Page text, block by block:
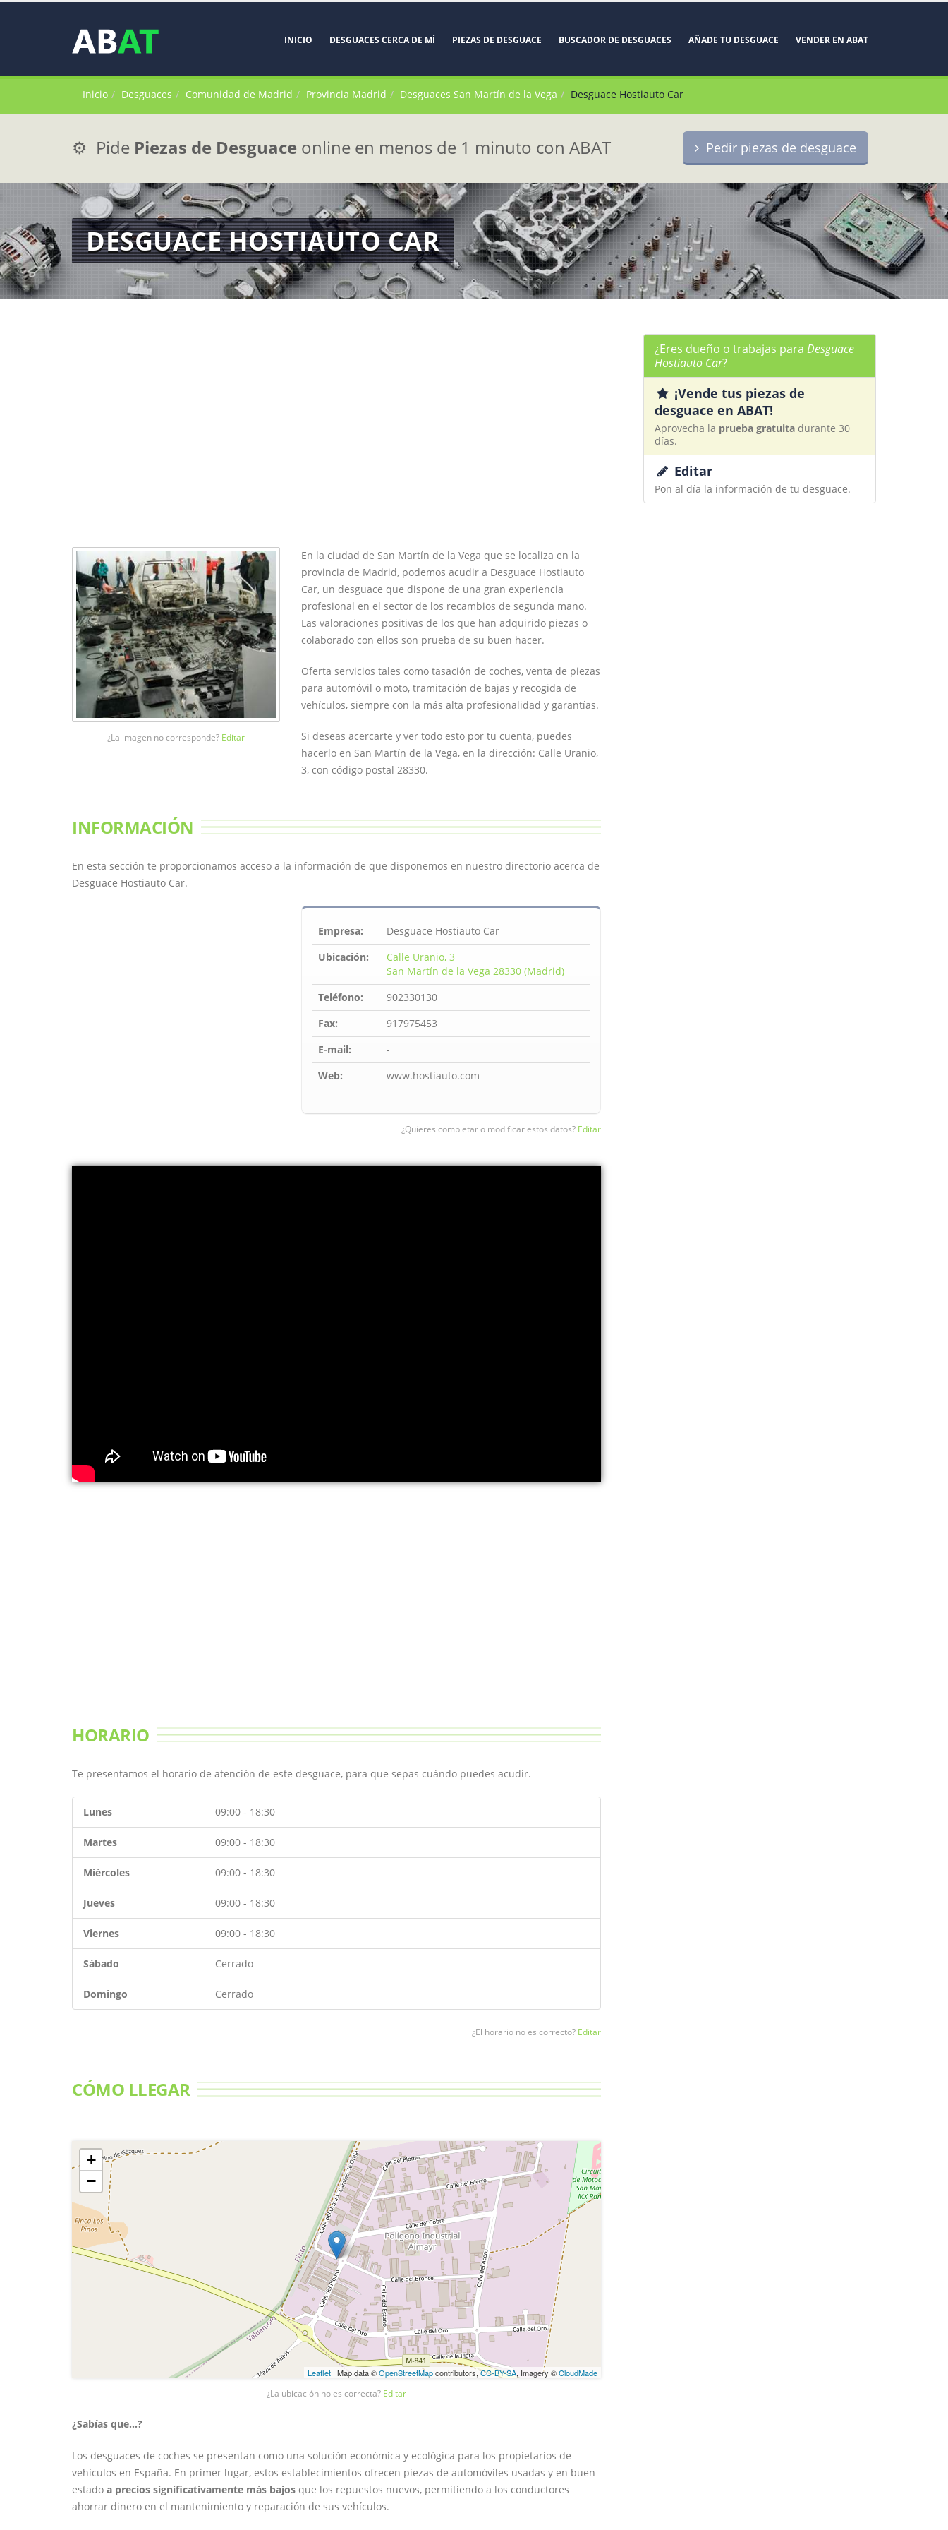
INICIO DESGUACES CERCA DE MÍ PIEZAS DE DESGUACE BUSCADOR DE DESGUACES AÑADE TU DESGUACE VENDER EN ABAT
Inicio Desguaces Comunidad de Madrid Provincia Madrid Desguaces San Martín de la Vega Desguace Hostiauto Car
⚙️ Pide Piezas de Desguace online en menos de 1 minuto con ABAT Pedir piezas de desguace
DESGUACE HOSTIAUTO CAR
¿La imagen no corresponde? Editar
En la ciudad de San Martín de la Vega que se localiza en la
provincia de Madrid, podemos acudir a Desguace Hostiauto
Car, un desguace que dispone de una gran experiencia
profesional en el sector de los recambios de segunda mano.
Las valoraciones positivas de los que han adquirido piezas o
colaborado con ellos son prueba de su buen hacer.
Oferta servicios tales como tasación de coches, venta de piezas
para automóvil o moto, tramitación de bajas y recogida de
vehículos, siempre con la más alta profesionalidad y garantías.
Si deseas acercarte y ver todo esto por tu cuenta, puedes
hacerlo en San Martín de la Vega, en la dirección: Calle Uranio,
3, con código postal 28330.
INFORMACIÓN
En esta sección te proporcionamos acceso a la información de que disponemos en nuestro directorio acerca de
Desguace Hostiauto Car.
Empresa:
Desguace Hostiauto Car
Ubicación:
Calle Uranio, 3
San Martín de la Vega 28330 (Madrid)
Teléfono:
902330130
Fax:
917975453
E-mail:
-
Web:
www.hostiauto.com
¿Quieres completar o modificar estos datos? Editar
HORARIO
Te presentamos el horario de atención de este desguace, para que sepas cuándo puedes acudir.
Lunes 09:00 - 18:30
Martes 09:00 - 18:30
Miércoles 09:00 - 18:30
Jueves 09:00 - 18:30
Viernes 09:00 - 18:30
Sábado Cerrado
Domingo Cerrado
¿El horario no es correcto? Editar
CÓMO LLEGAR
+
−
Leaflet | Map data ©OpenStreetMapcontributors,CC-BY-SA, Imagery ©CloudMade
¿La ubicación no es correcta? Editar
¿Sabías que...?
Los desguaces de coches se presentan como una solución económica y ecológica para los propietarios de
vehículos en España. En primer lugar, estos establecimientos ofrecen piezas de automóviles usadas y en buen
estado a precios significativamente más bajos que los repuestos nuevos, permitiendo a los conductores
ahorrar dinero en el mantenimiento y reparación de sus vehículos.
¿Eres dueño o trabajas para Desguace
Hostiauto Car?
¡Vende tus piezas de
desguace en ABAT!
Aprovecha la prueba gratuita durante 30
días.
Editar
Pon al día la información de tu desguace.